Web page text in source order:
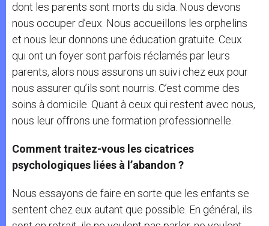
dont les parents sont morts du sida. Nous devons
nous occuper d’eux. Nous accueillons les orphelins
et nous leur donnons une éducation gratuite. Ceux
qui ont un foyer sont parfois réclamés par leurs
parents, alors nous assurons un suivi chez eux pour
nous assurer qu’ils sont nourris. C’est comme des
soins à domicile. Quant à ceux qui restent avec nous,
nous leur offrons une formation professionnelle.
Comment traitez-vous les cicatrices
psychologiques liées à l’abandon ?
Nous essayons de faire en sorte que les enfants se
sentent chez eux autant que possible. En général, ils